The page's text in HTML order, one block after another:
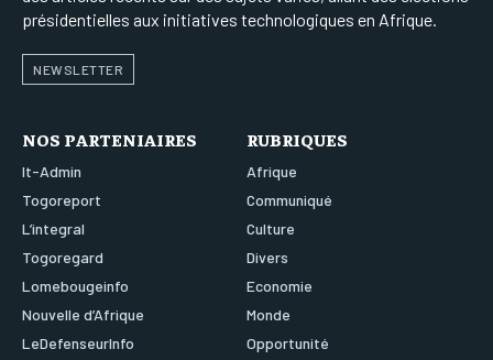
présidentielles aux initiatives technologiques en Afrique.
NEWSLETTER
NOS PARTENIAIRES
It-Admin
Togoreport
L’integral
Togoregard
Lomebougeinfo
Nouvelle d’Afrique
LeDefenseurInfo
RUBRIQUES
Afrique
Communiqué
Culture
Divers
Economie
Monde
Opportunité